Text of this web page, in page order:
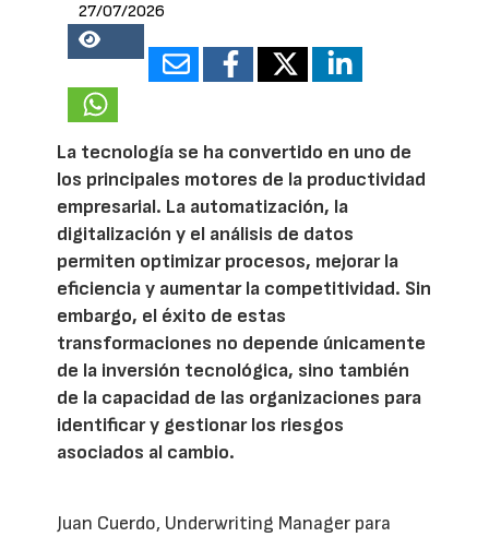
27/07/2026
13843
La tecnología se ha convertido en uno de
los principales motores de la productividad
empresarial. La automatización, la
digitalización y el análisis de datos
permiten optimizar procesos, mejorar la
eficiencia y aumentar la competitividad. Sin
embargo, el éxito de estas
transformaciones no depende únicamente
de la inversión tecnológica, sino también
de la capacidad de las organizaciones para
identificar y gestionar los riesgos
asociados al cambio.
Juan Cuerdo, Underwriting Manager para